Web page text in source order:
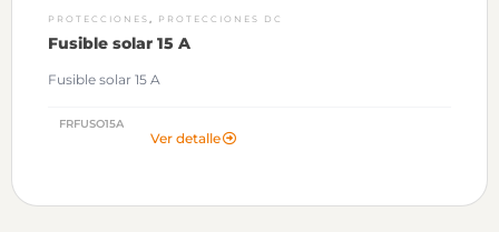
PROTECCIONES PROTECCIONES DC
Fusible solar 15 A
Fusible solar 15 A
FRFUSO15A
Ver detalle